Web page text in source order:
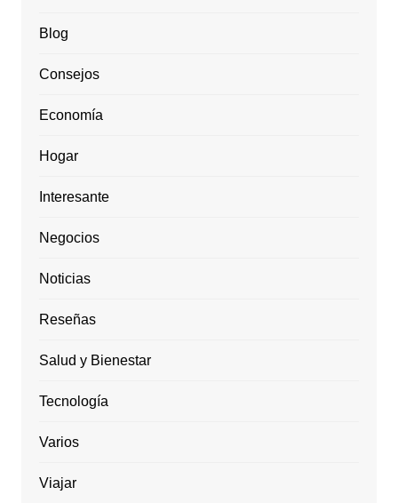
Blog
Consejos
Economía
Hogar
Interesante
Negocios
Noticias
Reseñas
Salud y Bienestar
Tecnología
Varios
Viajar